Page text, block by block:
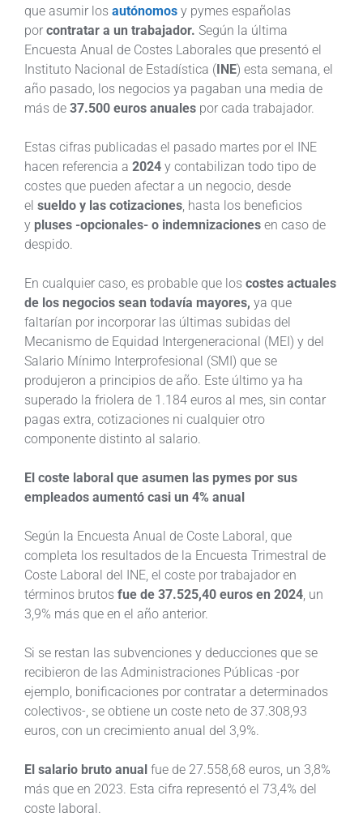
que asumir los autónomos y pymes españolas
por contratar a un trabajador. Según la última
Encuesta Anual de Costes Laborales que presentó el
Instituto Nacional de Estadística (INE) esta semana, el
año pasado, los negocios ya pagaban una media de
más de 37.500 euros anuales por cada trabajador.
Estas cifras publicadas el pasado martes por el INE
hacen referencia a 2024 y contabilizan todo tipo de
costes que pueden afectar a un negocio, desde
el sueldo y las cotizaciones , hasta los beneficios
y pluses -opcionales- o indemnizaciones en caso de
despido.
En cualquier caso, es probable que los costes actuales
de los negocios sean todavía mayores, ya que
faltarían por incorporar las últimas subidas del
Mecanismo de Equidad Intergeneracional (MEI) y del
Salario Mínimo Interprofesional (SMI) que se
produjeron a principios de año. Este último ya ha
superado la friolera de 1.184 euros al mes, sin contar
pagas extra, cotizaciones ni cualquier otro
componente distinto al salario.
El coste laboral que asumen las pymes por sus
empleados aumentó casi un 4% anual
Según la Encuesta Anual de Coste Laboral, que
completa los resultados de la Encuesta Trimestral de
Coste Laboral del INE, el coste por trabajador en
términos brutos fue de 37.525,40 euros en 2024 , un
3,9% más que en el año anterior.
Si se restan las subvenciones y deducciones que se
recibieron de las Administraciones Públicas -por
ejemplo, bonificaciones por contratar a determinados
colectivos-, se obtiene un coste neto de 37.308,93
euros, con un crecimiento anual del 3,9%.
El salario bruto anual fue de 27.558,68 euros, un 3,8%
más que en 2023. Esta cifra representó el 73,4% del
coste laboral.